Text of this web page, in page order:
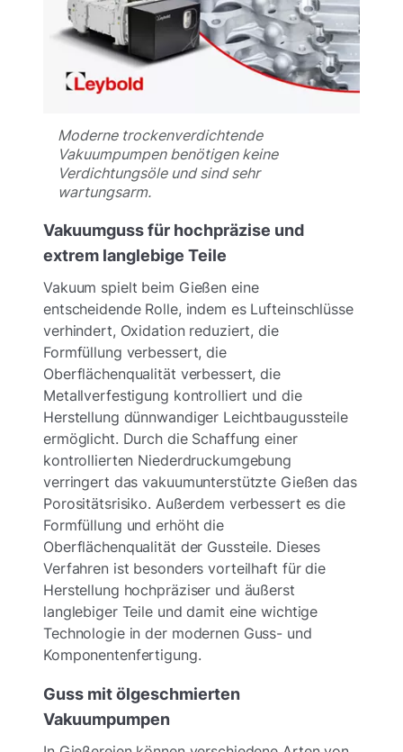
Moderne trockenverdichtende
Vakuumpumpen benötigen keine
Verdichtungsöle und sind sehr
wartungsarm.
Vakuumguss für hochpräzise und
extrem langlebige Teile
Vakuum spielt beim Gießen eine
entscheidende Rolle, indem es Lufteinschlüsse
verhindert, Oxidation reduziert, die
Formfüllung verbessert, die
Oberflächenqualität verbessert, die
Metallverfestigung kontrolliert und die
Herstellung dünnwandiger Leichtbaugussteile
ermöglicht. Durch die Schaffung einer
kontrollierten Niederdruckumgebung
verringert das vakuumunterstützte Gießen das
Porositätsrisiko. Außerdem verbessert es die
Formfüllung und erhöht die
Oberflächenqualität der Gussteile. Dieses
Verfahren ist besonders vorteilhaft für die
Herstellung hochpräziser und äußerst
langlebiger Teile und damit eine wichtige
Technologie in der modernen Guss- und
Komponentenfertigung.
Guss mit ölgeschmierten
Vakuumpumpen